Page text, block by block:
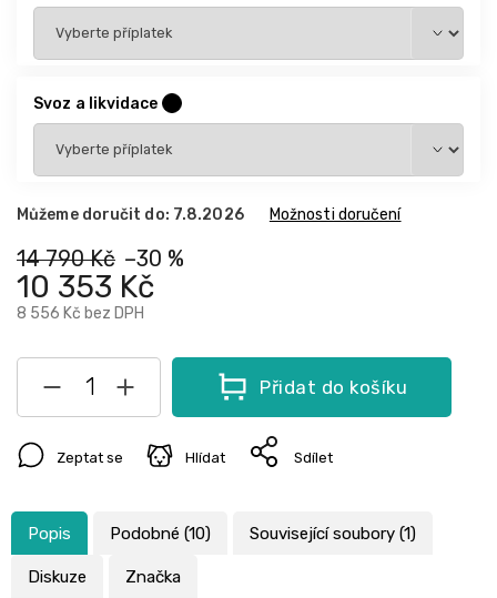
14 790 Kč –30 %
10 353 Kč
8 556 Kč bez DPH
Svoz a likvidace
Můžeme doručit do: 7.8.2026 Možnosti doručení
Přidat do košíku
Zeptat se Hlídat Sdílet
Popis Podobné (10) Související soubory (1)
Diskuze Značka